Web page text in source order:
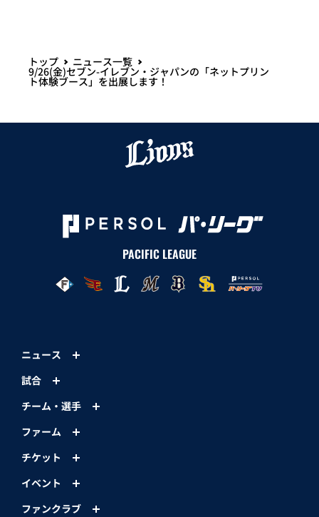
トップ ニュース一覧
9/26(金)セブン-イレブン・ジャパンの「ネットプリン
ト体験ブース」を出展します！
PACIFIC LEAGUE
ニュース
試合
チーム・選手
ファーム
チケット
イベント
ファンクラブ